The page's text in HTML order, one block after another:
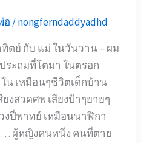
อ /nongferndaddyadhd
ทิตย์ กับ แม่ ในวันวาน – ผม
ระถมที่โตมา ในตรอก
เหมือนๆชีวิตเด็กบ้าน
งสวดศพ เสียงป้าๆยายๆ
งปี่พาทย์ เหมือนนาฬิกา
… ผู้หญิงคนหนึ่ง คนที่ตาย